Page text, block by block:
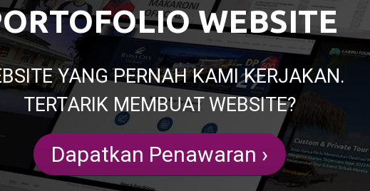
WEBSITE
YANG PERNAH KAMI KERJAKAN.
TERTARIK MEMBUAT WEBSITE?
Dapatkan Penawaran ›